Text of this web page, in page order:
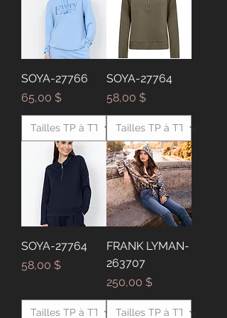
SOYA-27766
Prix
65,00 $
SOYA-27764
Prix
58,00 $
SOYA-27764
Prix
58,00 $
FRANK LYMAN-
263707
Prix
250,00 $